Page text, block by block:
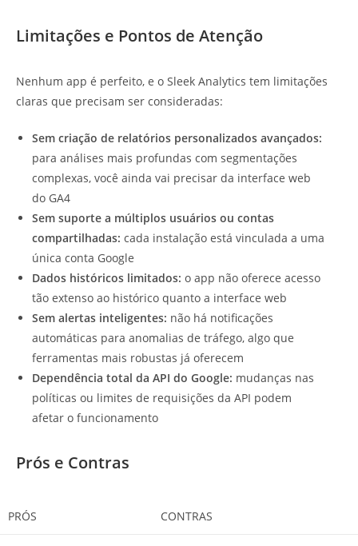
Limitações e Pontos de Atenção
Nenhum app é perfeito, e o Sleek Analytics tem limitações
claras que precisam ser consideradas:
Sem criação de relatórios personalizados avançados:
para análises mais profundas com segmentações
complexas, você ainda vai precisar da interface web
do GA4
Sem suporte a múltiplos usuários ou contas
compartilhadas: cada instalação está vinculada a uma
única conta Google
Dados históricos limitados: o app não oferece acesso
tão extenso ao histórico quanto a interface web
Sem alertas inteligentes: não há notificações
automáticas para anomalias de tráfego, algo que
ferramentas mais robustas já oferecem
Dependência total da API do Google: mudanças nas
políticas ou limites de requisições da API podem
afetar o funcionamento
Prós e Contras
PRÓS CONTRAS